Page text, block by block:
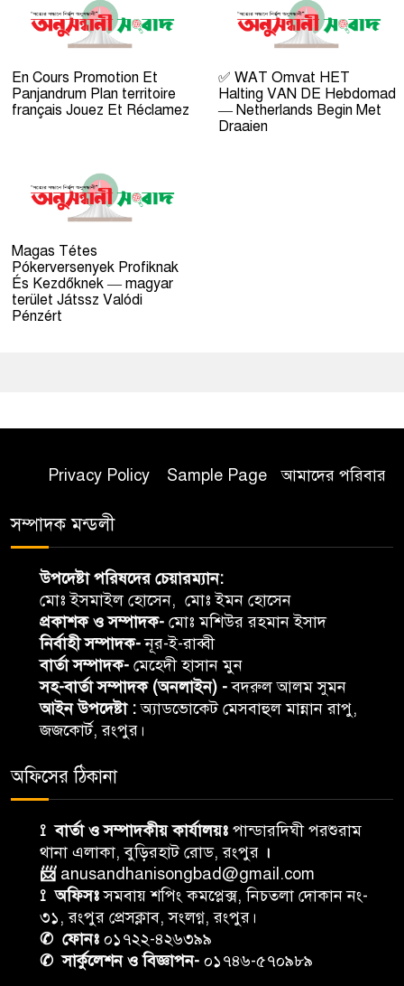
En Cours Promotion Et
Panjandrum Plan territoire
français Jouez Et Réclamez
✅ WAT Omvat HET
Halting VAN DE Hebdomad
— Netherlands Begin Met
Draaien
Magas Tétes
Pókerversenyek Profiknak
És Kezdőknek — magyar
terület Játssz Valódi
Pénzért
Privacy Policy Sample Page আমাদের পরিবার
সম্পাদক মন্ডলী
উপদেষ্টা পরিষদের চেয়ারম্যান:
মোঃ ইসমাইল হোসেন, মোঃ ইমন হোসেন
প্রকাশক ও সম্পাদক- মোঃ মশিউর রহমান ইসাদ
নির্বাহী সম্পাদক-নূর-ই-রাব্বী
বার্তা সম্পাদক- মেহেদী হাসান মুন
সহ-বার্তা সম্পাদক (অনলাইন) -বদরুল আলম সুমন
আইন উপদেষ্টা :অ্যাডভোকেট মেসবাহুল মান্নান রাপু,
জজকোর্ট, রংপুর।
অফিসের ঠিকানা
⟟ বার্তা ও সম্পাদকীয় কার্যালয়ঃ পান্ডারদিঘী পরশুরাম
থানা এলাকা, বুড়িরহাট রোড, রংপুর ।
📨 anusandhanisongbad@gmail.com
⟟ অফিসঃসমবায় শপিং কমপ্লেক্স, নিচতলা দোকান নং-
৩১, রংপুর প্রেসক্লাব, সংলগ্ন, রংপুর।
✆ ফোনঃ ০১৭২২-৪২৬৩৯৯
✆ সার্কুলেশন ও বিজ্ঞাপন- ০১৭৪৬-৫৭০৯৮৯